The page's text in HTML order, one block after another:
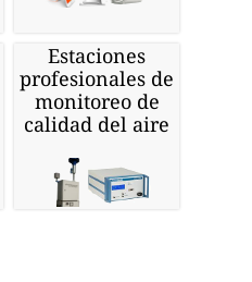
Estaciones
profesionales de
monitoreo de
calidad del aire